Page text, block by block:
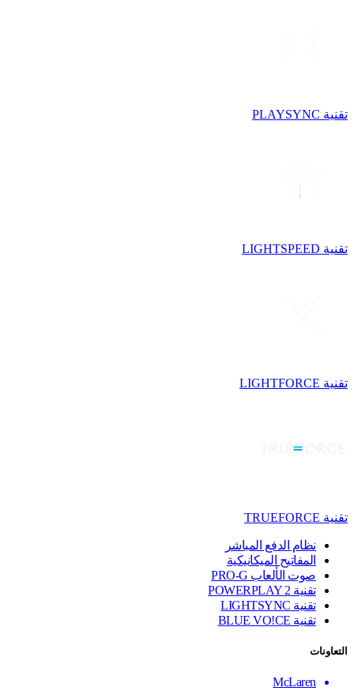
تقنية PLAYSYNC
تقنية LIGHTSPEED
تقنية LIGHTFORCE
تقنية TRUEFORCE
نظام الدفع المباشر
المفاتيح الميكانيكية
صوت الألعاب PRO-G
تقنية ‏POWERPLAY 2
تقنية LIGHTSYNC
تقنية BLUE VO!CE
التعاونات
McLaren